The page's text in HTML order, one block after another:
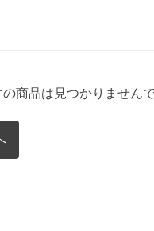
商品は見つかりません